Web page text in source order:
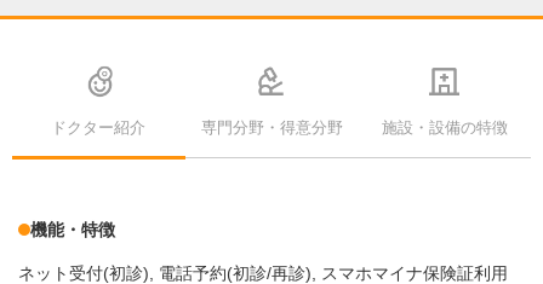
ドクター紹介 専門分野・得意分野 施設・設備の特徴
機能・特徴
ネット受付(初診) 電話予約(初診/再診) スマホマイナ保険証利用